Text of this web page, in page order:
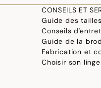
CONSEILS ET
Guide des tailles
Conseils
Guide de la
Fabrication et
Choisir son linge